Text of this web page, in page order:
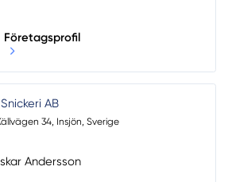
Företagsprofil
AB
34, Insjön, Sverige
Andersson